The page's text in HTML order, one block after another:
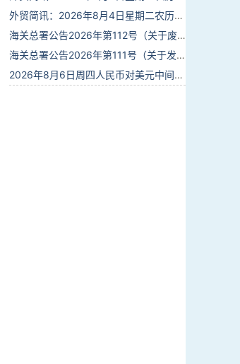
外贸简讯：2026年8月4日星期二农历六月廿二
海关总署公告2026年第112号（关于废止部分卫生检疫类规范性文件的公告）
海关总署公告2026年第111号（关于发布《进出境动植物检疫处理监督管理工作规定》《进出境卫生处理监督管理工作规定》的公告）
2026年8月6日周四人民币对美元中间价报6.7895调贬6个基点